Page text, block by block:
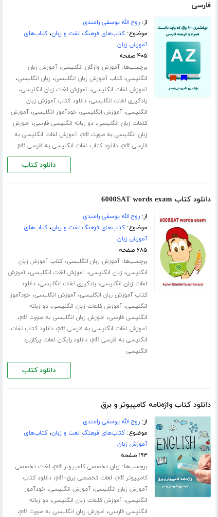
فارسی
از:روح الله یوسفی رامندی
موضوع:کتاب‌های فرهنگ لغت و زبان،کتاب‌های
آموزش زبان
۴۰۵ صفحه
برچسب‌ها:آموزش واژگان انگلیسی،آموزش زبان
انگلیسی،کتاب آموزش زبان انگلیسی، زبان انگلیسی،
آموزش لغات انگلیسی،آموزش لغات زبان انگلیسی،
یادگیری لغات انگلیسی،دانلود کتاب آموزش زبان
انگلیسی،آموزش انگلیسی، خودآموز انگلیسی،آموزش
کلمات زبان انگلیسی،دو زبانه انگلیسی فارسی، اموزش
زبان انگلیسی به صورت pdf
،آموزش لغات انگلیسی به
فارسی pdf
،دانلود کتاب لغات انگلیسی به فارسی pdf
دانلود کتاب
دانلود کتاب 6000SAT words exam
از:روح الله یوسفی رامندی
موضوع:کتاب‌های فرهنگ لغت و زبان،کتاب‌های
آموزش زبان
۶۸۵ صفحه
برچسب‌ها:آموزش زبان انگلیسی،کتاب آموزش زبان
انگلیسی، زبان انگلیسی،آموزش لغات انگلیسی،آموزش
لغات زبان انگلیسی، یادگیری لغات انگلیسی،دانلود
کتاب آموزش زبان انگلیسی،آموزش انگلیسی، خودآموز
انگلیسی،آموزش کلمات زبان انگلیسی،دو زبانه
انگلیسی فارسی، اموزش زبان انگلیسی به صورت pdf ،
آموزش لغات انگلیسی به فارسی pdf ،دانلود کتاب لغات
انگلیسی به فارسی pdf
،دانلود رایگان لغات پرکاربرد
انگلیسی
دانلود کتاب
دانلود کتاب واژه‌نامه کامپیوتر و برق
از:روح الله یوسفی رامندی
موضوع:کتاب‌های فرهنگ لغت و زبان،کتاب‌های
آموزش زبان
۱۹۳ صفحه
برچسب‌ها: زبان تخصصی کامپیوتر pdf ، لغات تخصصی
کامپیوتر pdf
، لغات تخصصی برق+pdf ،دانلود کتاب
آموزش زبان انگلیسی،آموزش انگلیسی، خودآموز
انگلیسی،آموزش کلمات زبان انگلیسی،دو زبانه
انگلیسی فارسی، اموزش زبان انگلیسی به صورت pdf ،